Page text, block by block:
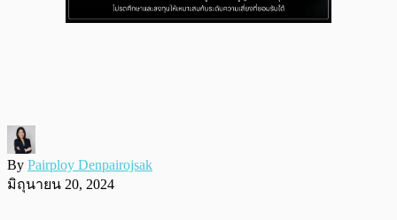
By Pairploy Denpairojsak
มิถุนายน 20, 2024